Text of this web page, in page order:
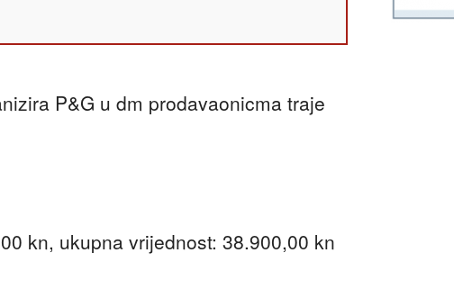
P&G u dm prodavaonicma traje
kn, ukupna vrijednost: 38.900,00 kn